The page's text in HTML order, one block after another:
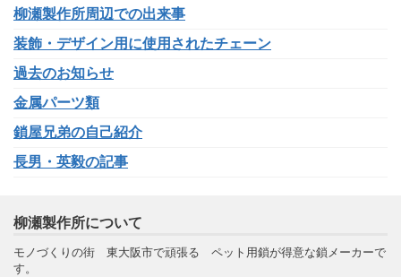
柳瀬製作所周辺での出来事
装飾・デザイン用に使用されたチェーン
過去のお知らせ
金属パーツ類
鎖屋兄弟の自己紹介
長男・英毅の記事
柳瀬製作所について
モノづくりの街 東大阪市で頑張る ペット用鎖が得意な鎖メーカーで
す。